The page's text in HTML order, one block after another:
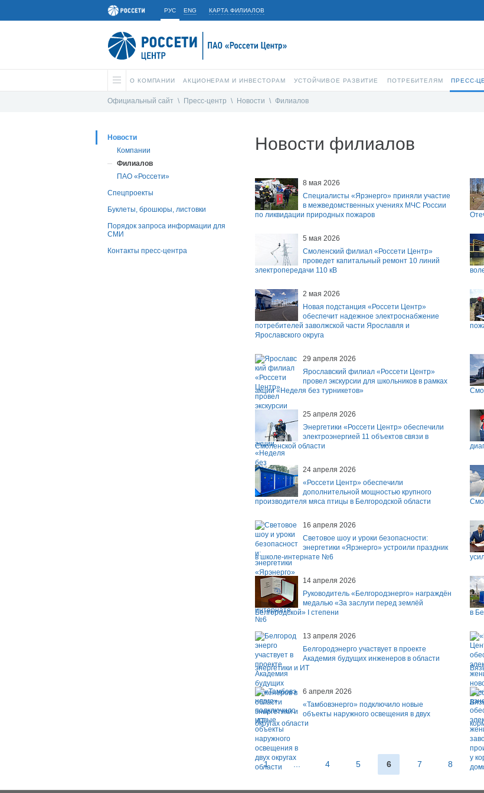
РУС ENG КАРТА ФИЛИАЛОВ
О КОМПАНИИ АКЦИОНЕРАМ И ИНВЕСТОРАМ УСТОЙЧИВОЕ РАЗВИТИЕ ПОТРЕБИТЕЛЯМ ПРЕСС-
Официальный сайт \ Пресс-центр \ Новости \ Филиалов
Новости
Компании
Филиалов
ПАО «Россети»
Спецпроекты
Буклеты, брошюры, листовки
Порядок запроса информации для
СМИ
Контакты пресс-центра
Новости филиалов
8 мая 2026
Специалисты «Ярэнерго» приняли участие
в межведомственных учениях МЧС России
по ликвидации природных пожаров
5 мая 2026
Смоленский филиал «Россети Центр»
проведет капитальный ремонт 10 линий
электропередачи 110 кВ
2 мая 2026
Новая подстанция «Россети Центр»
обеспечит надежное электроснабжение
потребителей заволжской части Ярославля и
Ярославского округа
29 апреля 2026
Ярославский филиал «Россети Центр»
провел экскурсии для школьников в рамках
акции «Неделя без турникетов»
25 апреля 2026
Энергетики «Россети Центр» обеспечили
электроэнергией 11 объектов связи в
Смоленской области
24 апреля 2026
«Россети Центр» обеспечили
дополнительной мощностью крупного
производителя мяса птицы в Белгородской области
16 апреля 2026
Световое шоу и уроки безопасности:
энергетики «Ярэнерго» устроили праздник
в школе-интернате №6
14 апреля 2026
Руководитель «Белгородэнерго» награждён
медалью «За заслуги перед землёй
Белгородской» I степени
в
13 апреля 2026
Белгородэнерго участвует в проекте
Академия будущих инженеров в области
энергетики и ИТ
6 апреля 2026
«Тамбовэнерго» подключило новые
объекты наружного освещения в двух
округах области
1 ... 4 5 6 7 8 ...